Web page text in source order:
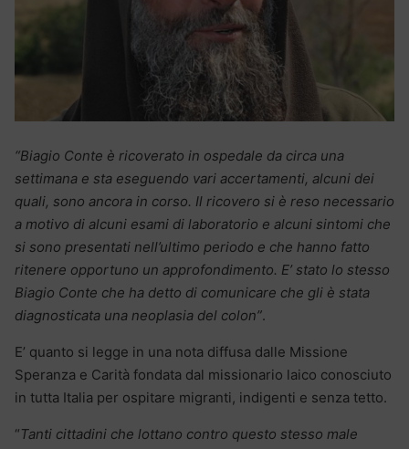
“Biagio Conte è ricoverato in ospedale da circa una
settimana e sta eseguendo vari accertamenti, alcuni dei
quali, sono ancora in corso. Il ricovero si è reso necessario
a motivo di alcuni esami di laboratorio e alcuni sintomi che
si sono presentati nell’ultimo periodo e che hanno fatto
ritenere opportuno un approfondimento. E’ stato lo stesso
Biagio Conte che ha detto di comunicare che gli è stata
diagnosticata una neoplasia del colon”.
E’ quanto si legge in una nota diffusa dalle Missione
Speranza e Carità fondata dal missionario laico conosciuto
in tutta Italia per ospitare migranti, indigenti e senza tetto.
“Tanti cittadini che lottano contro questo stesso male